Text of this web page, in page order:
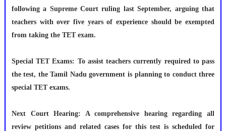
following a Supreme Court ruling last September, arguing that
teachers with over five years of experience should be exempted
from taking the TET exam.
Special TET Exams: To assist teachers currently required to pass
the test, the Tamil Nadu government is planning to conduct three
special TET exams.
Next Court Hearing: A comprehensive hearing regarding all
review petitions and related cases for this test is scheduled for